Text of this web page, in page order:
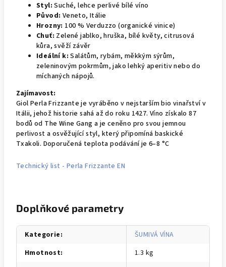
Styl: Suché, lehce perlivé bílé víno
Původ: Veneto, Itálie
Hrozny: 100 % Verduzzo (organické vinice)
Chuť: Zelené jablko, hruška, bílé květy, citrusová
kůra, svěží závěr
Ideální k: Salátům, rybám, měkkým sýrům,
zeleninovým pokrmům, jako lehký aperitiv nebo do
míchaných nápojů.
Zajímavost:
Giol Perla Frizzante je vyráběno v nejstarším bio vinařství v
Itálii, jehož historie sahá až do roku 1427. Víno získalo 87
bodů od The Wine Gang a je ceněno pro svou jemnou
perlivost a osvěžující styl, který připomíná baskické
Txakoli. Doporučená teplota podávání je 6–8 °C
Technický list - Perla Frizzante EN
Doplňkové parametry
Kategorie:
ŠUMIVÁ VÍNA
Hmotnost:
1.3 kg